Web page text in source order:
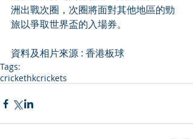
洲出戰次圈，次圈將面對其他地區的勁
旅以爭取世界盃的入場券。
資料及相片來源 : 香港板球
Tags:
crickethkcrickets